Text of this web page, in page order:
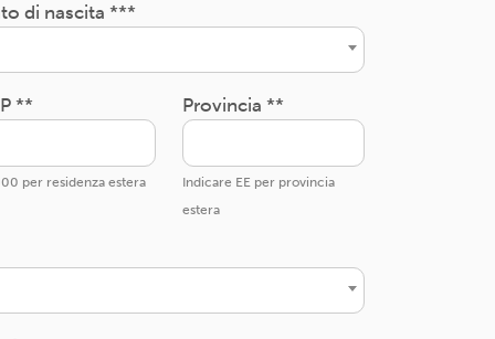
di nascita ***
**
per residenza estera
Provincia **
Indicare EE per provincia
estera